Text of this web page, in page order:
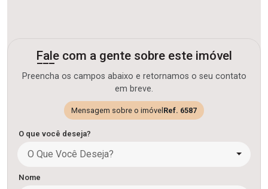
Fale com a gente sobre este imóvel
Preencha os campos abaixo e retornamos o seu contato
em breve.
Mensagem sobre o imóvel Ref. 6587
O que você deseja?
O Que Você Deseja?
Nome